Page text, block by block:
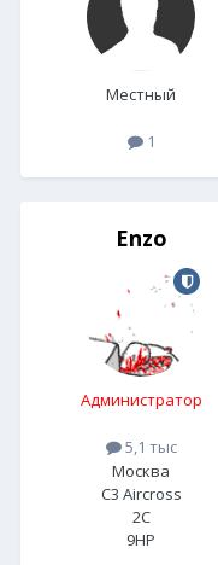
Местный
1
Enzo
Администратор
5,1 тыс
Москва
C3 Aircross
2C
9HP